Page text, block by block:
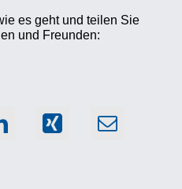
es geht und teilen Sie
und Freunden: